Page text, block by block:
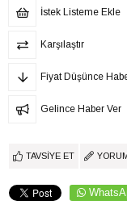
İstek Listeme Ekle
Karşılaştır
Fiyat Düşünce
Gelince Haber Ver
TAVSIYE ET